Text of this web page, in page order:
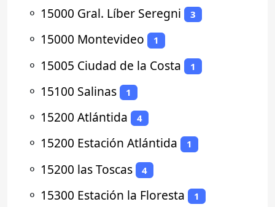
⚬ 15000 Gral. Líber Seregni 3
⚬ 15000 Montevideo 1
⚬ 15005 Ciudad de la Costa 1
⚬ 15100 Salinas 1
⚬ 15200 Atlántida 4
⚬ 15200 Estación Atlántida 1
⚬ 15200 las Toscas 4
⚬ 15300 Estación la Floresta 1